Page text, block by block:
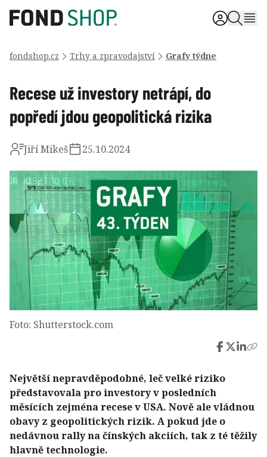
fondshop.cz Trhy a zpravodajství Grafy týdne
Recese už investory netrápí, do
popředí jdou geopolitická rizika
Jiří Mikeš 25.10.2024
Foto: Shutterstock.com
Největší nepravděpodobné, leč velké riziko
představovala pro investory v posledních
měsících zejména recese v USA. Nově ale vládnou
obavy z geopolitických rizik. A pokud jde o
nedávnou rally na čínských akciích, tak z té těžily
hlavně technologie.